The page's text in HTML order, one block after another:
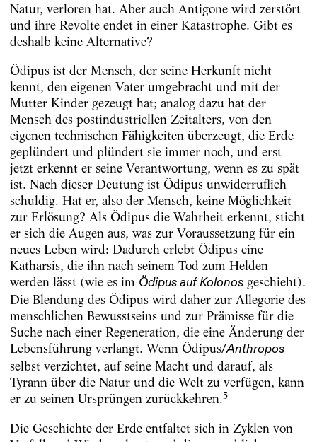
Natur, verloren hat. Aber auch Antigone wird zerstört
und ihre Revolte endet in einer Katastrophe. Gibt es
deshalb keine Alternative?
Ödipus ist der Mensch, der seine Herkunft nicht
kennt, den eigenen Vater umgebracht und mit der
Mutter Kinder gezeugt hat; analog dazu hat der
Mensch des postindustriellen Zeitalters, von den
eigenen technischen Fähigkeiten überzeugt, die Erde
geplündert und plündert sie immer noch, und erst
jetzt erkennt er seine Verantwortung, wenn es zu spät
ist. Nach dieser Deutung ist Ödipus unwiderruflich
schuldig. Hat er, also der Mensch, keine Möglichkeit
zur Erlösung? Als Ödipus die Wahrheit erkennt, sticht
er sich die Augen aus, was zur Voraussetzung für ein
neues Leben wird: Dadurch erlebt Ödipus eine
Katharsis, die ihn nach seinem Tod zum Helden
werden lässt (wie es im Ödipus auf Kolonosgeschieht).
Die Blendung des Ödipus wird daher zur Allegorie des
menschlichen Bewusstseins und zur Prämisse für die
Suche nach einer Regeneration, die eine Änderung der
Lebensführung verlangt. Wenn Ödipus/Anthropos
selbst verzichtet, auf seine Macht und darauf, als
Tyrann über die Natur und die Welt zu verfügen, kann
er zu seinen Ursprüngen zurückkehren.5
Die Geschichte der Erde entfaltet sich in Zyklen von